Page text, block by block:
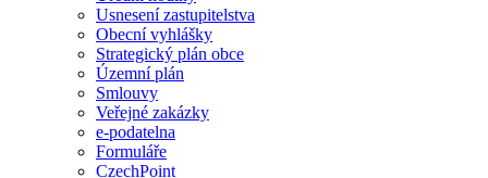
Usnesení zastupitelstva
Obecní vyhlášky
Strategický plán obce
Územní plán
Smlouvy
Veřejné zakázky
e-podatelna
Formuláře
CzechPoint